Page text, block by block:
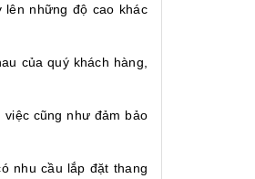
lên những độ cao khác
của quý khách hàng,
cũng như đảm bảo
nhu cầu lắp đặt thang